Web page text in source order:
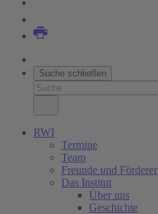
Suche schließen
RWI
Termine
Team
Freunde und Förderer
Das Institut
Über uns
Geschichte